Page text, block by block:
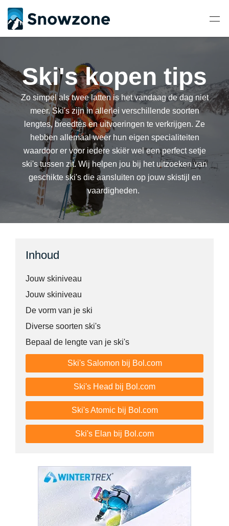
Ski's kopen tips
Zo simpel als twee latten is het vandaag de dag niet
meer. Ski's zijn in allerlei verschillende soorten
lengtes, breedtes en uitvoeringen te verkrijgen. Ze
hebben allemaal weer hun eigen specialiteiten
waardoor er voor iedere skiër wel een perfect setje
ski's tussen zit. Wij helpen jou bij het uitzoeken van
geschikte ski's die aansluiten op jouw skistijl en
vaardigheden.
Inhoud
Jouw skiniveau
Jouw skiniveau
De vorm van je ski
Diverse soorten ski's
Bepaal de lengte van je ski's
Ski's Salomon bij Bol.com
Ski's Head bij Bol.com
Ski's Atomic bij Bol.com
Ski's Elan bij Bol.com